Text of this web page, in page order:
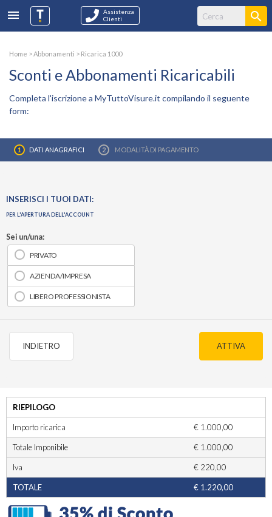
Assistenza
Clienti
Home >Abbonamenti > Ricarica 1000
Sconti e Abbonamenti Ricaricabili
Completa l'iscrizione a MyTuttoVisure.it compilando il seguente
form:
DATI ANAGRAFICI MODALITÀ DI PAGAMENTO
INSERISCI I TUOI DATI:
PER L'APERTURA DELL'ACCOUNT
Sei un/una:
PRIVATO
AZIENDA/IMPRESA
LIBERO PROFESSIONISTA
ATTIVA
INDIETRO
RIEPILOGO
Importo ricarica € 1.000,00
Totale Imponibile € 1.000,00
Iva € 220,00
TOTALE € 1.220,00